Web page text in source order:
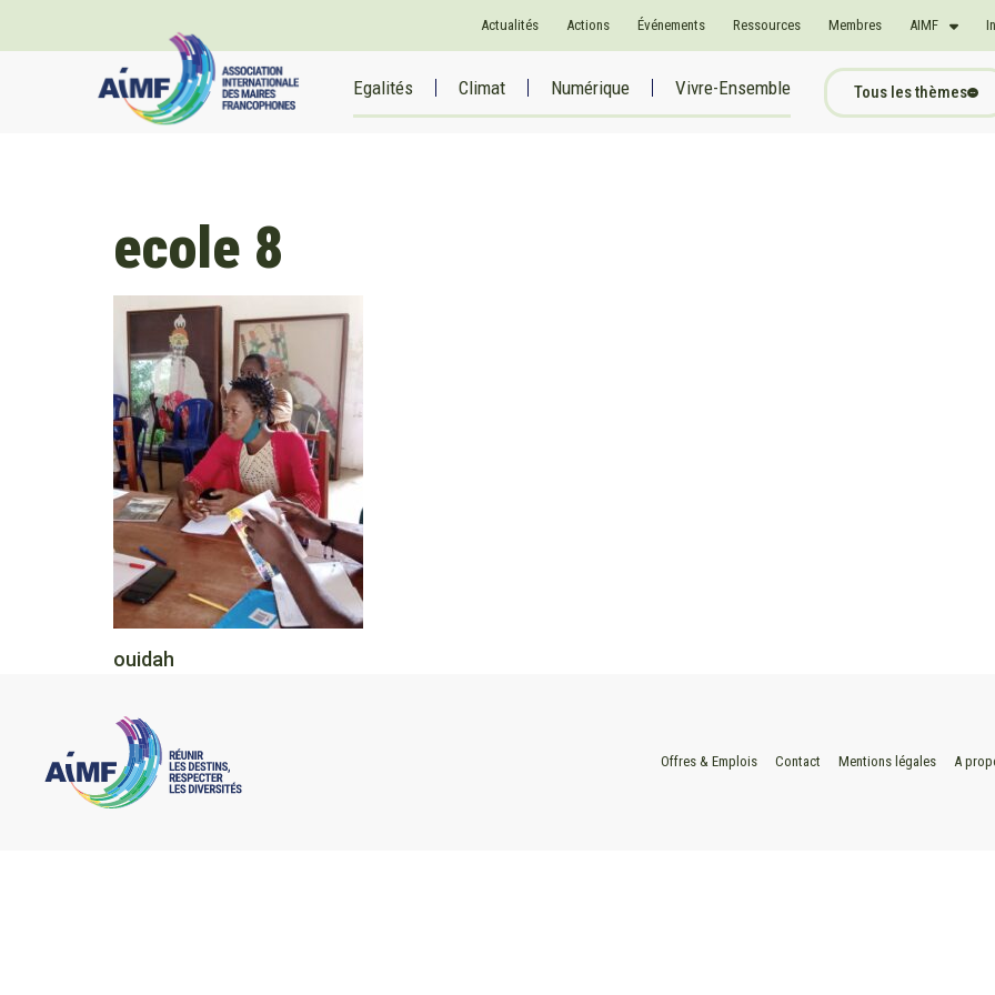
Actualités Actions Événements Ressources Membres AIMF
Egalités Climat Numérique Vivre-Ensemble Tous les thèmes
ecole 8
ouidah
Offres & Emplois Contact Mentions légales A